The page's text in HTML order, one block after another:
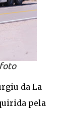
da La
pela